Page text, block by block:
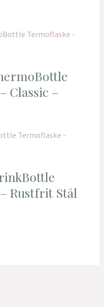
Classic –
Rustfrit Stål